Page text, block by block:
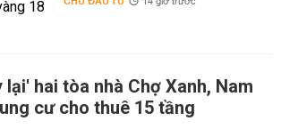
hai tòa nhà Chợ Xanh, Nam
cư cho thuê 15 tầng